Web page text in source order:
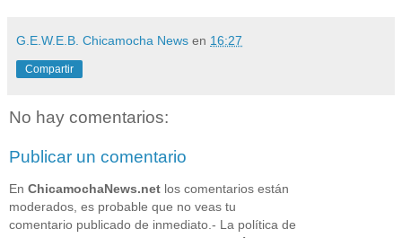
G.E.W.E.B. Chicamocha News en 16:27
Compartir
No hay comentarios:
Publicar un comentario
En ChicamochaNews.net los comentarios están
moderados, es probable que no veas tu
comentario publicado de inmediato.- La política de